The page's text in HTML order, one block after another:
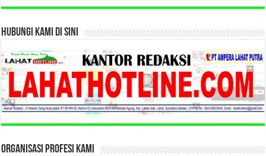
HUBUNGI KAMI DI SINI
ORGANISASI PROFESI KAMI